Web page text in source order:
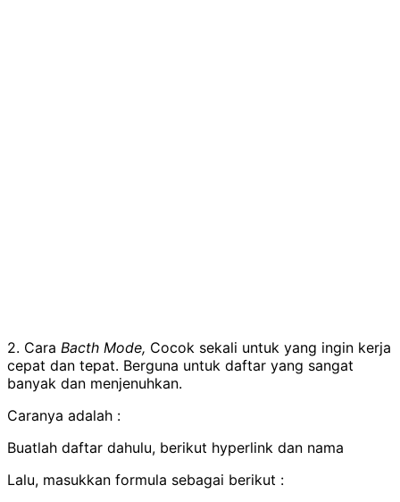
2. Cara Bacth Mode, Cocok sekali untuk yang ingin kerja
cepat dan tepat. Berguna untuk daftar yang sangat
banyak dan menjenuhkan.
Caranya adalah :
Buatlah daftar dahulu, berikut hyperlink dan nama
Lalu, masukkan formula sebagai berikut :